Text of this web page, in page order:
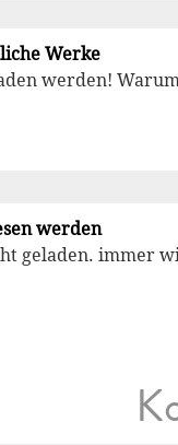
Werke
werden!
werden
geladen. immer